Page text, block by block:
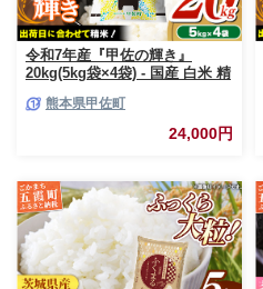
令和7年産『甲佐の輝き』
20kg(5kg袋×4袋) - 国産 白米 精
訳あり 厳選 マイスター 生活応
援 ひのひかり 森のくまさん お
すすめ 熊本県 甲佐町【価格改
熊本県甲佐町
24,000円